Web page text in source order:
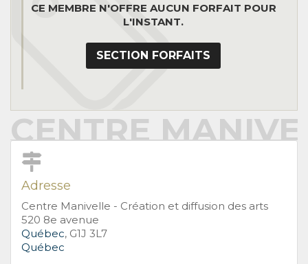
CE MEMBRE N'OFFRE AUCUN FORFAIT POUR
L'INSTANT.
SECTION FORFAITS
CENTRE
Adresse
Centre Manivelle - Création et diffusion des arts
520 8e avenue
Québec, G1J 3L7
Québec